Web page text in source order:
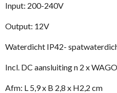
Input: 200-240V
Output: 12V
Waterdicht IP42-
Incl. DC aansluiting n 2 x
Afm: L 5,9 x B 2,8 x H2,2 cm